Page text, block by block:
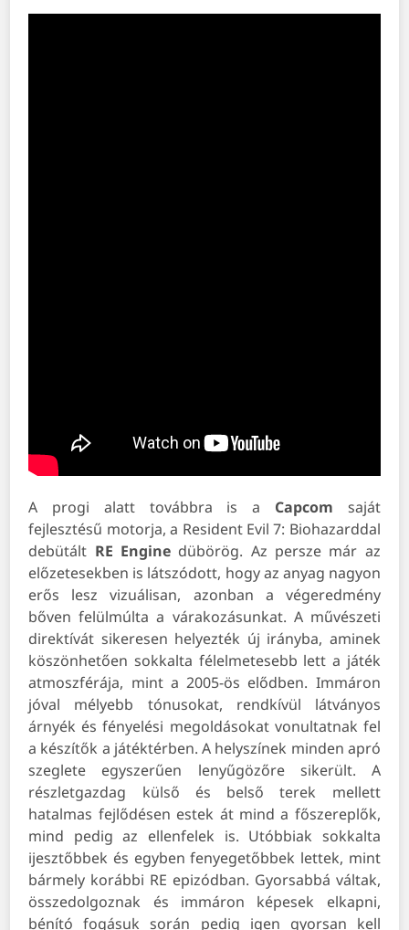
A progi alatt továbbra is a Capcom saját
fejlesztésű motorja, a Resident Evil 7: Biohazarddal
debütált RE Enginedübörög. Az persze már az
előzetesekben is látszódott, hogy az anyag nagyon
erős lesz vizuálisan, azonban a végeredmény
bőven felülmúlta a várakozásunkat. A művészeti
direktívát sikeresen helyezték új irányba, aminek
köszönhetően sokkalta félelmetesebb lett a játék
atmoszférája, mint a 2005-ös elődben. Immáron
jóval mélyebb tónusokat, rendkívül látványos
árnyék és fényelési megoldásokat vonultatnak fel
a készítők a játéktérben. A helyszínek minden apró
szeglete egyszerűen lenyűgözőre sikerült. A
részletgazdag külső és belső terek mellett
hatalmas fejlődésen estek át mind a főszereplők,
mind pedig az ellenfelek is. Utóbbiak sokkalta
ijesztőbbek és egyben fenyegetőbbek lettek, mint
bármely korábbi RE epizódban. Gyorsabbá váltak,
összedolgoznak és immáron képesek elkapni,
bénító fogásuk során pedig igen gyorsan kell